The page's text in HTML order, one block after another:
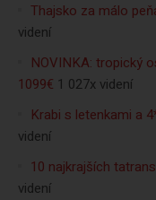
Thajsko za málo
videní
NOVINKA: tropický
1099€ 1 027x videní
Krabi s letenkami a
videní
10 najkrajších
videní